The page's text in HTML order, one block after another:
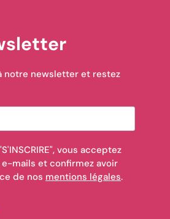
notre newsletter et restez
vous acceptez
mails et confirmez avoir
de nos mentions légales.